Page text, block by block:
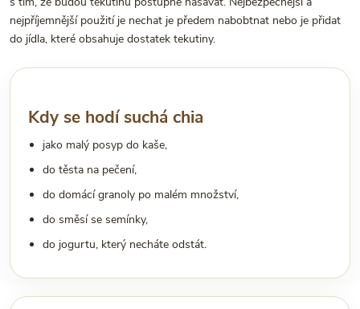
nejpříjemnější použití je nechat je předem nabobtnat nebo je přidat
do jídla, které obsahuje dostatek tekutiny.
Kdy se hodí suchá chia
jako malý posyp do kaše,
do těsta na pečení,
do domácí granoly po malém množství,
do směsí se semínky,
do jogurtu, který necháte odstát.